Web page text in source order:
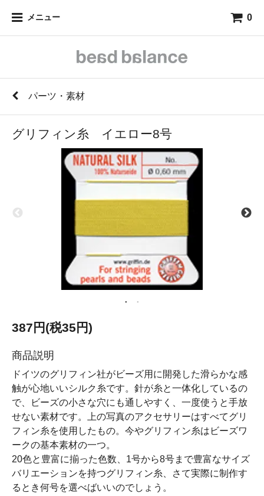
メニュー 0
パーツ・素材
グリフィン糸 イエロー8号
387円(税35円)
商品説明
ドイツのグリフィン社がビーズ用に開発した滑らかな感
触が心地いいシルク糸です。針が糸と一体化しているの
で、ビーズの小さな穴にも通しやすく、一度使うと手放
せない素材です。上の写真のアクセサリーはすべてグリ
フィン糸を使用したもの。今やグリフィン糸はビーズワ
ークの基本素材の一つ。
20色と豊富に揃った色数、1号から8号まで豊富なサイズ
バリエーションを持つグリフィン糸、さて実際に制作す
るとき何号を選べばいいのでしょう。